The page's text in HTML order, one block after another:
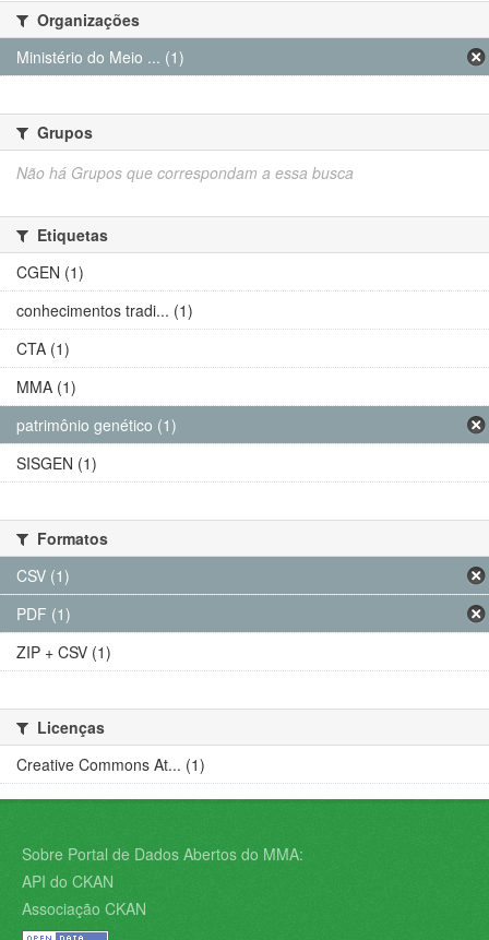
Organizações
Ministério do Meio ... (1)
Grupos
Não há Grupos que correspondam a essa busca
Etiquetas
CGEN (1)
conhecimentos tradi... (1)
CTA (1)
MMA (1)
patrimônio genético (1)
SISGEN (1)
Formatos
CSV (1)
PDF (1)
ZIP + CSV (1)
Licenças
Creative Commons At... (1)
Sobre Portal de Dados Abertos do MMA:
API do CKAN
Associação CKAN